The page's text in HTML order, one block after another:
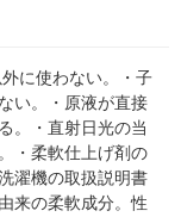
外に使わない。・子
い。・原液が直接
。・直射日光の当
・柔軟仕上げ剤の
濯機の取扱説明書
来の柔軟成分。性